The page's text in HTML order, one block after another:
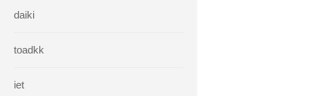
daiki
toadkk
iet